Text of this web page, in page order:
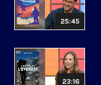
25:45
23:16